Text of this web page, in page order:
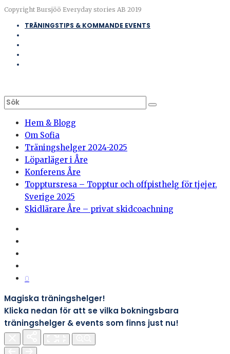
Copyright Bursjöö Everyday stories AB 2019
TRÄNINGSTIPS & KOMMANDE EVENTS
Hem & Blogg
Om Sofia
Träningshelger 2024-2025
Löparläger i Åre
Konferens Åre
Topptursresa – Topptur och offpisthelg för tjejer,
Sverige 2025
Skidlärare Åre – privat skidcoachning
0
Magiska träningshelger!
Klicka nedan för att se vilka bokningsbara
träningshelger & events som finns just nu!